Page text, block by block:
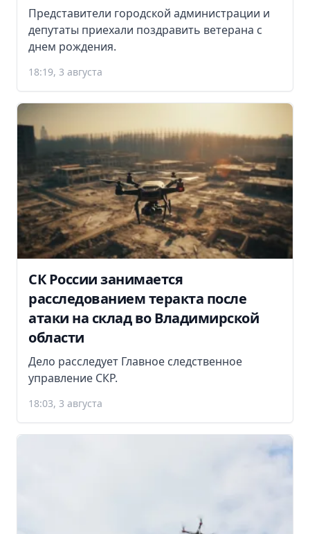
Представители городской администрации и
депутаты приехали поздравить ветерана с
днем рождения.
18:19, 3 августа
СК России занимается
расследованием теракта после
атаки на склад во Владимирской
области
Дело расследует Главное следственное
управление СКР.
18:03, 3 августа